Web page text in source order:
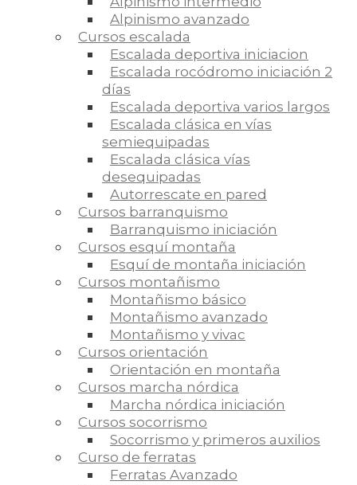
Alpinismo avanzado
Cursos escalada
Escalada deportiva iniciacion
Escalada rocódromo iniciación 2
días
Escalada deportiva varios largos
Escalada clásica en vías
semiequipadas
Escalada clásica vías
desequipadas
Autorrescate en pared
Cursos barranquismo
Barranquismo iniciación
Cursos esquí montaña
Esquí de montaña iniciación
Cursos montañismo
Montañismo básico
Montañismo avanzado
Montañismo y vivac
Cursos orientación
Orientación en montaña
Cursos marcha nórdica
Marcha nórdica iniciación
Cursos socorrismo
Socorrismo y primeros auxilios
Curso de ferratas
Ferratas Avanzado